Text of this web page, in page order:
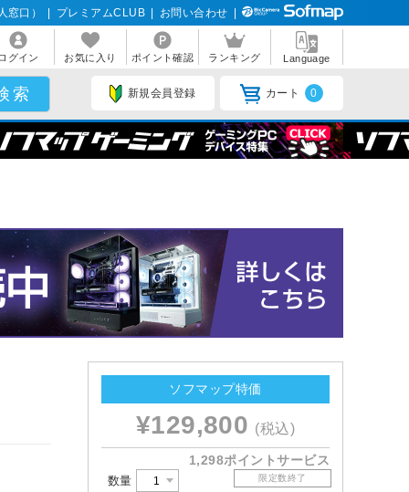
窓口） プレミアムCLUB お問い合わせ
ログイン お気に入り ポイント確認 ランキング Language
新規会員登録 カート 0
ソフマップ特価
¥129,800 (税込)
1,298ポイントサービス
数量 限定数終了